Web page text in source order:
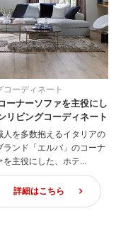
コーディネート
ーナーソファを主役にし
リビングコーディネート
人を多数抱えるイタリアの
ランド「エルバ」のコーナ
を主役にした、ホテ...
詳細はこちら